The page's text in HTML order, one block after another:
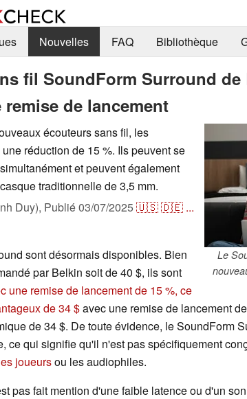
Nouvelles FAQ Bibliothèque
fil SoundForm Surround de
de lancement
Le
écouteurs sans fil, les
réduction de 15 %. Ils peuvent se
et peuvent également
traditionnelle de 3,5 mm.
Duy), Publié03/07/2025🇺🇸🇩🇪 ...
sont désormais disponibles. Bien
par Belkin soit de 40 $, ils sont
une remise de lancement de 15 %, ce
de 34 $avec une remise de lancement
de 34 $. De toute évidence, le SoundForm
ce qui signifie qu'il n'est pas spécifiquement
joueursou les audiophiles.
pas fait mention d'une faible latence ou d'un